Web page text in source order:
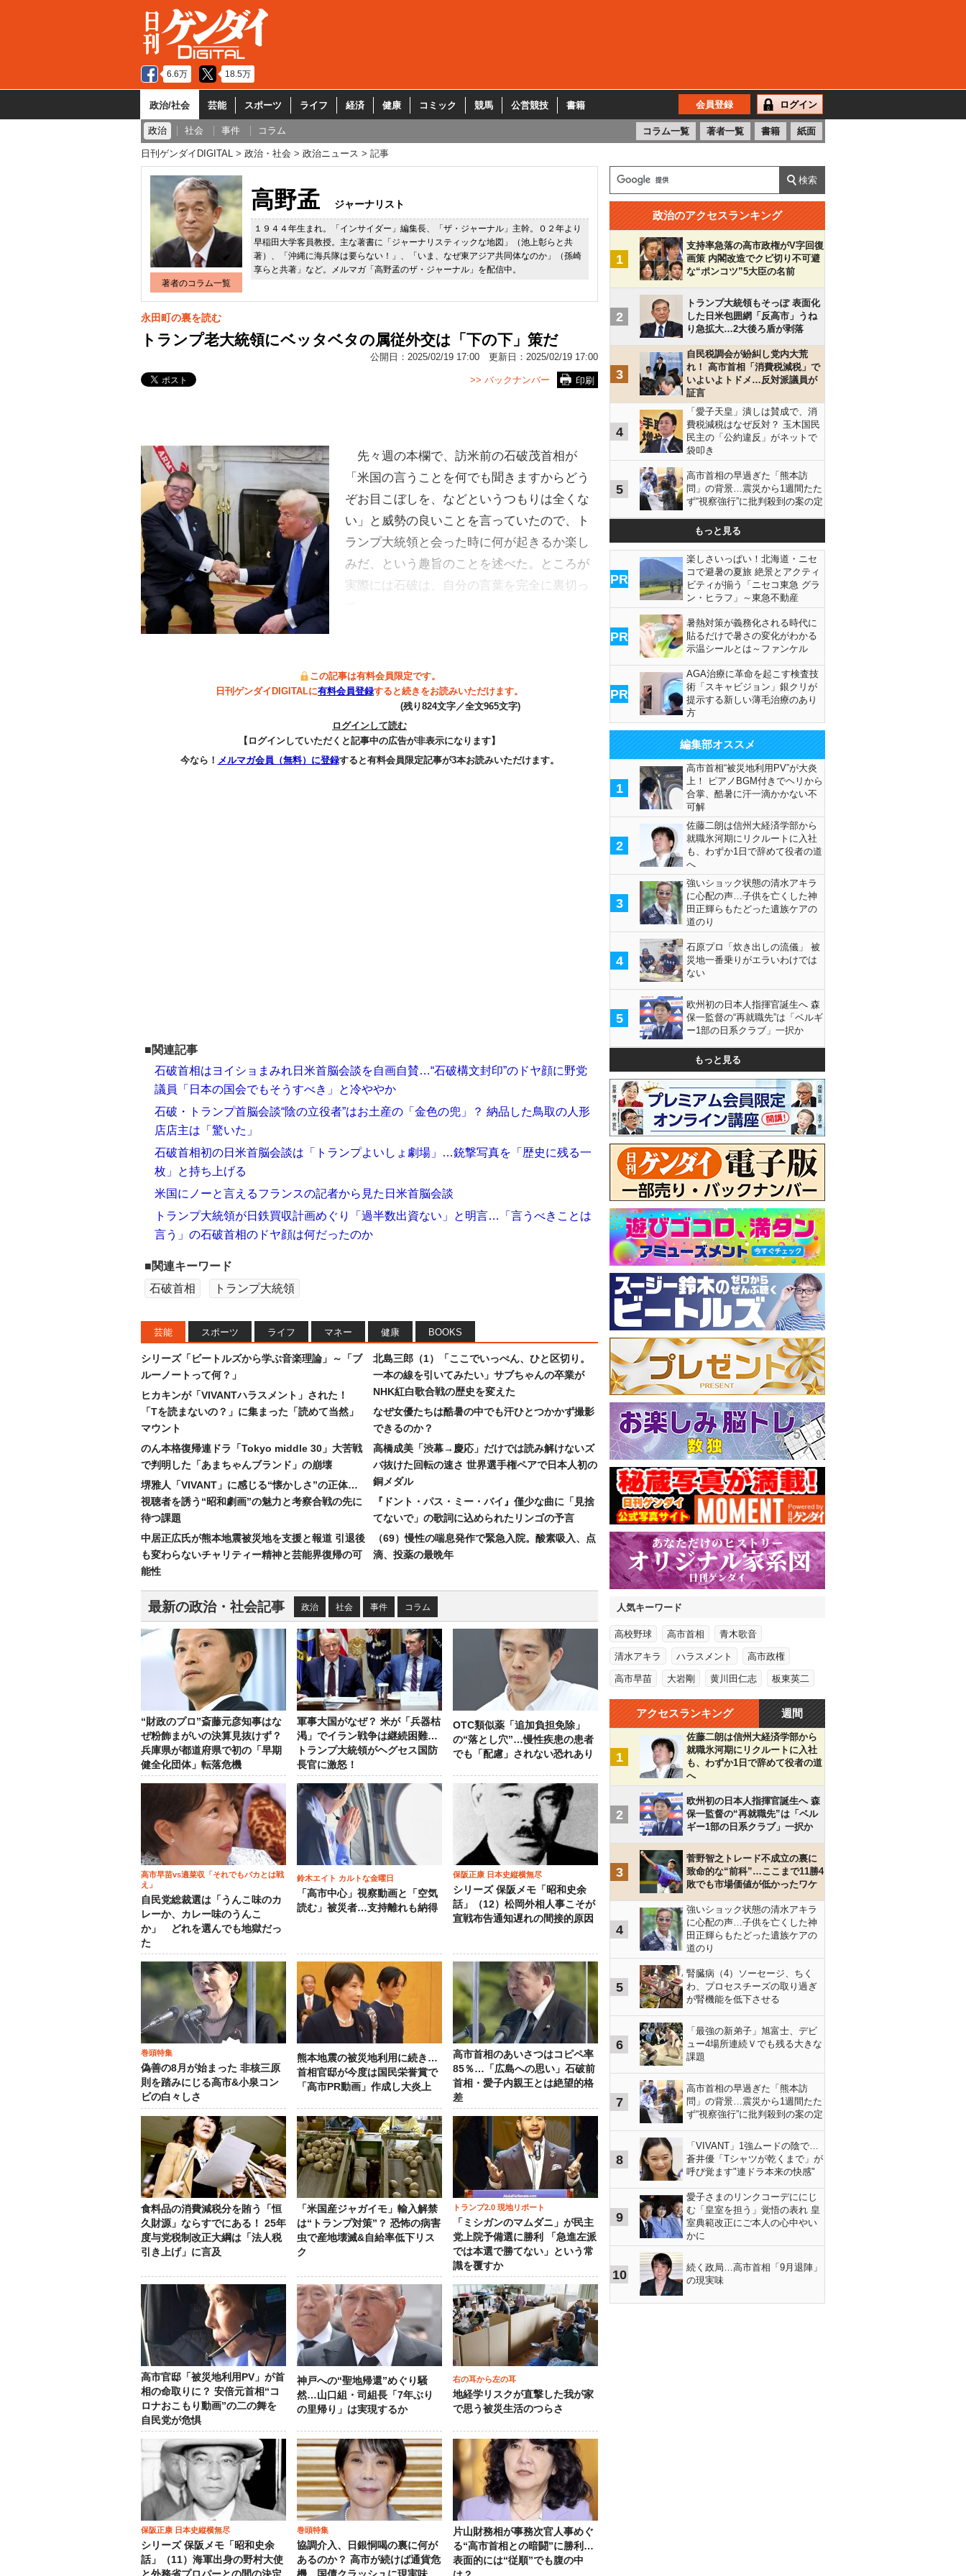
6.6万 18.5万
政治/社会 芸能 スポーツ ライフ 経済 健康 コミック 競馬 公営競技 書籍 会員登録 ログイン
政治 社会 事件 コラム コラム一覧 著者一覧 書籍 紙面
日刊ゲンダイDIGITAL 政治・社会 政治ニュース 記事
著者のコラム一覧
高野孟 ジャーナリスト
１９４４年生まれ。「インサイダー」編集長、「ザ・ジャーナル」主幹。０２年より
早稲田大学客員教授。主な著書に「ジャーナリスティックな地図」（池上彰らと共
著）、「沖縄に海兵隊は要らない！」、「いま、なぜ東アジア共同体なのか」（孫崎
享らと共著」など。メルマガ「高野孟のザ・ジャーナル」を配信中。
永田町の裏を読む
トランプ老大統領にベッタベタの属従外交は「下の下」策だ
公開日： 2025/02/19 17:00 更新日： 2025/02/19 17:00
印刷
>> バックナンバー
先々週の本欄で、訪米前の石破茂首相が
「米国の言うことを何でも聞きますからどう
ぞお目こぼしを、などというつもりは全くな
い」と威勢の良いことを言っていたので、ト
ランプ大統領と会った時に何が起きるか楽し
みだ、という趣旨のことを述べた。ところが
実際には石破は、自分の言葉を完全に裏切っ
この記事は有料会員限定です。
日刊ゲンダイDIGITALに有料会員登録すると続きをお読みいただけます。
(残り824文字／全文965文字)
ログインして読む
【ログインしていただくと記事中の広告が非表示になります】
今なら！ メルマガ会員（無料）に登録すると有料会員限定記事が3本お読みいただけます。
■関連記事
石破首相はヨイショまみれ日米首脳会談を自画自賛…“石破構文封印”のドヤ顔に野党
議員「日本の国会でもそうすべき」と冷ややか
石破・トランプ首脳会談“陰の立役者”はお土産の「金色の兜」？ 納品した鳥取の人形
店店主は「驚いた」
石破首相初の日米首脳会談は「トランプよいしょ劇場」…銃撃写真を「歴史に残る一
枚」と持ち上げる
米国にノーと言えるフランスの記者から見た日米首脳会談
トランプ大統領が日鉄買収計画めぐり「過半数出資ない」と明言…「言うべきことは
言う」の石破首相のドヤ顔は何だったのか
■関連キーワード
石破首相
トランプ大統領
芸能 スポーツ ライフ マネー 健康 BOOKS
シリーズ「ビートルズから学ぶ音楽理論」～「ブ
ルーノートって何？」
ヒカキンが「VIVANTハラスメント」された！
「Tを読まないの？」に集まった「読めて当然」
マウント
のん本格復帰連ドラ「Tokyo middle 30」大苦戦
で判明した「あまちゃんブランド」の崩壊
堺雅人「VIVANT」に感じる“懐かしさ”の正体…
視聴者を誘う“昭和劇画”の魅力と考察合戦の先に
待つ課題
中居正広氏が熊本地震被災地を支援と報道 引退後
も変わらないチャリティー精神と芸能界復帰の可
能性
北島三郎（1）「ここでいっぺん、ひと区切り。
一本の線を引いてみたい」サブちゃんの卒業が
NHK紅白歌合戦の歴史を変えた
なぜ女優たちは酷暑の中でも汗ひとつかかず撮影
できるのか？
高橋成美「渋幕→慶応」だけでは読み解けないズ
バ抜けた回転の速さ 世界選手権ペアで日本人初の
銅メダル
『ドント・パス・ミー・バイ』僅少な曲に「見捨
てないで」の歌詞に込められたリンゴの予言
（69）慢性の喘息発作で緊急入院。酸素吸入、点
滴、投薬の最晩年
最新の政治・社会記事 政治 社会 事件 コラム
“財政のプロ”斎藤元彦知事はな
ぜ粉飾まがいの決算見抜けず？
兵庫県が都道府県で初の「早期
健全化団体」転落危機
軍事大国がなぜ？ 米が「兵器枯
渇」でイラン戦争は継続困難…
トランプ大統領がヘグセス国防
長官に激怒！
OTC類似薬「追加負担免除」
の“落とし穴”…慢性疾患の患者
でも「配慮」されない恐れあり
高市早苗vs適菜収「それでもバカとは戦
え」
自民党総裁選は「うんこ味のカ
レーか、カレー味のうんこ
か」 どれを選んでも地獄だっ
た
鈴木エイト カルトな金曜日
「高市中心」視察動画と「空気
読む」被災者…支持離れも納得
保阪正康 日本史縦横無尽
シリーズ 保阪メモ「昭和史余
話」（12）松岡外相人事こそが
宣戦布告通知遅れの間接的原因
巻頭特集
偽善の8月が始まった 非核三原
則を踏みにじる高市&小泉コン
ビの白々しさ
熊本地震の被災地利用に続き…
首相官邸が今度は国民栄誉賞で
「高市PR動画」作成し大炎上
高市首相のあいさつはコピペ率
85％…「広島への思い」石破前
首相・愛子内親王とは絶望的格
差
食料品の消費減税分を賄う「恒
久財源」ならすでにある！ 25年
度与党税制改正大綱は「法人税
引き上げ」に言及
「米国産ジャガイモ」輸入解禁
は“トランプ対策”？ 恐怖の病害
虫で産地壊滅&自給率低下リス
ク
トランプ2.0 現地リポート
「ミシガンのマムダニ」が民主
党上院予備選に勝利 「急進左派
では本選で勝てない」という常
識を覆すか
高市官邸「被災地利用PV」が首
相の命取りに？ 安倍元首相“コ
ロナおこもり動画”の二の舞を
自民党が危惧
神戸への“聖地帰還”めぐり騒
然…山口組・司組長「7年ぶり
の里帰り」は実現するか
右の耳から左の耳
地経学リスクが直撃した我が家
で思う被災生活のつらさ
保阪正康 日本史縦横無尽
シリーズ 保阪メモ「昭和史余
話」（11）海軍出身の野村大使
巻頭特集
協調介入、日銀恫喝の裏に何が
あるのか？ 高市が続けば通貨危
片山財務相が事務次官人事めぐ
る“高市首相との暗闘”に勝利…
表面的には“従順”でも腹の中
政治のアクセスランキング
1
支持率急落の高市政権がV字回復
画策 内閣改造でクビ切り不可避
な“ポンコツ”5大臣の名前
2
トランプ大統領もそっぽ 表面化
した日米包囲網「反高市」うね
り急拡大…2大後ろ盾が剥落
3
自民税調会が紛糾し党内大荒
れ！ 高市首相「消費税減税」で
いよいよトドメ…反対派議員が
証言
4
「愛子天皇」潰しは賛成で、消
費税減税はなぜ反対？ 玉木国民
民主の「公約違反」がネットで
袋叩き
5
高市首相の早過ぎた「熊本訪
問」の背景…震災から1週間たた
ず“視察強行”に批判殺到の案の定
もっと見る
PR
楽しさいっぱい！北海道・ニセ
コで避暑の夏旅 絶景とアクティ
ビティが揃う「ニセコ東急 グラ
ン・ヒラフ」～東急不動産
PR
暑熱対策が義務化される時代に
貼るだけで暑さの変化がわかる
示温シールとは～ファンケル
PR
AGA治療に革命を起こす検査技
術「スキャビジョン」銀クリが
提示する新しい薄毛治療のあり
方
編集部オススメ
1
高市首相“被災地利用PV”が大炎
上！ ピアノBGM付きでヘリから
合掌、酷暑に汗一滴かかない不
可解
2
佐藤二朗は信州大経済学部から
就職氷河期にリクルートに入社
も、わずか1日で辞めて役者の道
へ
3
強いショック状態の清水アキラ
に心配の声…子供を亡くした神
田正輝らもたどった遺族ケアの
道のり
4
石原プロ「炊き出しの流儀」 被
災地一番乗りがエラいわけでは
ない
5
欧州初の日本人指揮官誕生へ 森
保一監督の“再就職先”は「ベルギ
ー1部の日系クラブ」一択か
もっと見る
人気キーワード
高校野球 高市首相 青木歌音
清水アキラ ハラスメント 高市政権
高市早苗 大岩剛 黄川田仁志 板東英二
アクセスランキング 週間
1
佐藤二朗は信州大経済学部から
就職氷河期にリクルートに入社
も、わずか1日で辞めて役者の道
へ
2
欧州初の日本人指揮官誕生へ 森
保一監督の“再就職先”は「ベル
ギー1部の日系クラブ」一択か
3
菅野智之トレード不成立の裏に
致命的な“前科”…ここまで11勝4
敗でも市場価値が低かったワケ
4
強いショック状態の清水アキラ
に心配の声…子供を亡くした神
田正輝らもたどった遺族ケアの
道のり
5
腎臓病（4）ソーセージ、ちく
わ、プロセスチーズの取り過ぎ
が腎機能を低下させる
6
「最強の新弟子」旭富士、デビ
ュー4場所連続Ｖでも残る大きな
課題
7
高市首相の早過ぎた「熊本訪
問」の背景…震災から1週間たた
ず“視察強行”に批判殺到の案の定
8
「VIVANT」1強ムードの陰で…
蒼井優「Tシャツが乾くまで」が
呼び覚ます"連ドラ本来の快感"
9
愛子さまのリンクコーデににじ
む「皇室を担う」覚悟の表れ 皇
室典範改正にご本人の心中やい
かに
10
続く政局…高市首相「9月退陣」
の現実味